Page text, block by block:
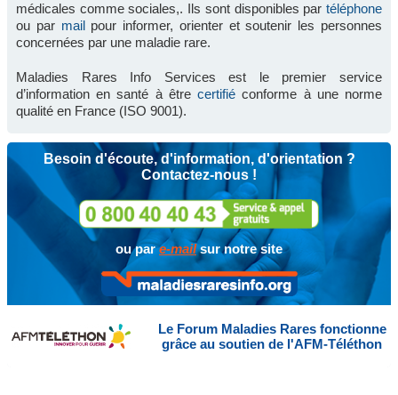
médicales comme sociales,. Ils sont disponibles par téléphone
ou par mailpour informer, orienter et soutenir les personnes
concernées par une maladie rare.
Maladies Rares Info Services est le premier service
d’information en santé à êtrecertifié conforme à une norme
qualité en France (ISO 9001).
Besoin d'écoute, d'information, d'orientation ?
Contactez-nous !
ou pare-mailsur notre site
Le Forum Maladies Rares fonctionne
grâce au soutien de l'AFM-Téléthon